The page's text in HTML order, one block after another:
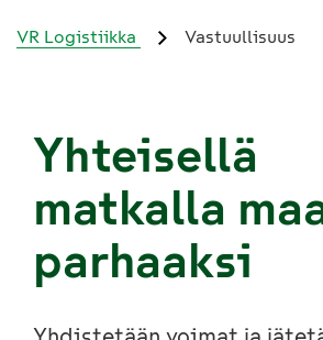
VR Logistiikka Vastuullisuus
Yhteisellä
matkalla
parhaaksi